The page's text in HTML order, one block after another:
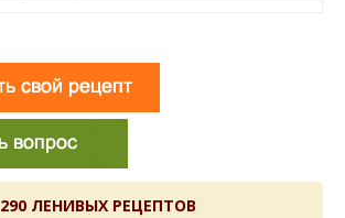
290 ЛЕНИВЫХ РЕЦЕПТОВ